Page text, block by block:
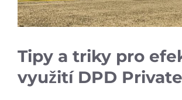
Tipy a triky pro
využití DPD